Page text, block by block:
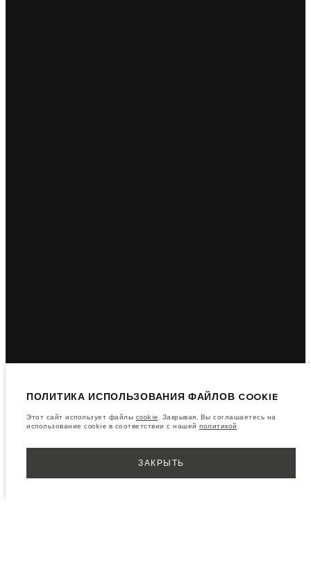
ПОЛИТИКА ИСПОЛЬЗОВАНИЯ ФАЙЛОВ COOKIE
Этот сайт использует файлы cookie. Закрывая, Вы соглашаетесь на
использование cookie в соответствии с нашей политикой.
ЗАКРЫТЬ